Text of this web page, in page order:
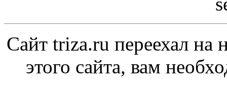
Сайт triza.ru переехал на
этого сайта, вам